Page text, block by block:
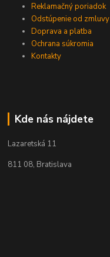
Reklamačný poriadok
Odstúpenie od zmluvy
Doprava a platba
Ochrana súkromia
Kontakty
Kde nás nájdete
Lazaretská 11
811 08, Bratislava